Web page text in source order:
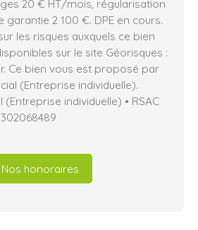
20 € HT/mois, régularisation
garantie 2 100 €. DPE en cours.
les risques auxquels ce bien
sur le site Géorisques :
Ce bien vous est proposé par
(Entreprise individuelle).
individuelle) • RSAC
302068489
Nos honoraires